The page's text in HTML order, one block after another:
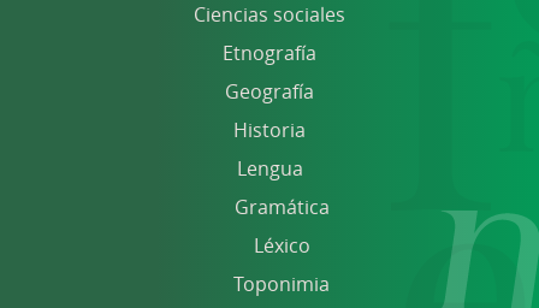
Ciencias sociales
Etnografía
Geografía
Historia
Lengua
Gramática
Léxico
Toponimia